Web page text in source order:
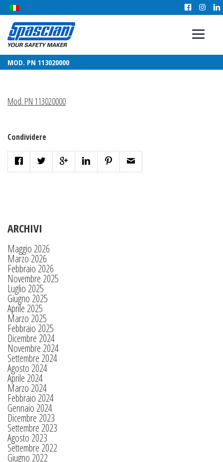
MOD. PN 113020000
Mod. PN 113020000
Condividere
ARCHIVI
Maggio 2026
Marzo 2026
Febbraio 2026
Novembre 2025
Luglio 2025
Giugno 2025
Aprile 2025
Marzo 2025
Febbraio 2025
Dicembre 2024
Novembre 2024
Settembre 2024
Agosto 2024
Aprile 2024
Marzo 2024
Febbraio 2024
Gennaio 2024
Dicembre 2023
Settembre 2023
Agosto 2023
Settembre 2022
Giugno 2022